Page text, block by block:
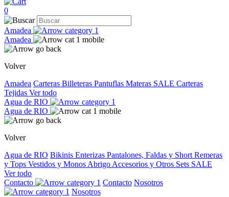
0
Amadea
Amadea
Volver
Amadea Carteras Billeteras Pantuflas Materas SALE Carteras
Tejidas Ver todo
Agua de RIO
Agua de RIO
Volver
Agua de RIO Bikinis Enterizas Pantalones, Faldas y Short Remeras
y Tops Vestidos y Monos Abrigo Accesorios y Otros Sets SALE
Ver todo
Contacto
Contacto Nosotros
Nosotros